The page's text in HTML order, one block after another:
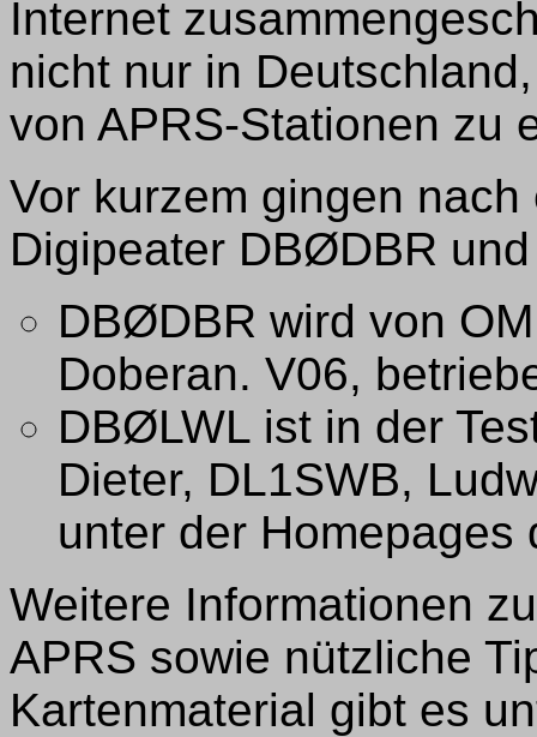
Internet
nicht nur in
von APRS-Stationen zu
Vor kurzem gingen
Digipeater DBØDBR
DBØDBR wird von
Doberan. V06,
DBØLWL ist in der
Dieter, DL1SWB,
unter der Homepages
Weitere Informationen
APRS sowie nützliche
Kartenmaterial gibt es